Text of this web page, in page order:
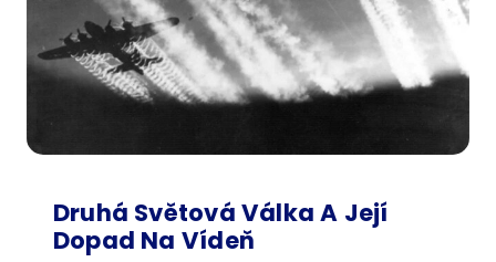
Druhá Světová Válka A Její
Dopad Na Vídeň